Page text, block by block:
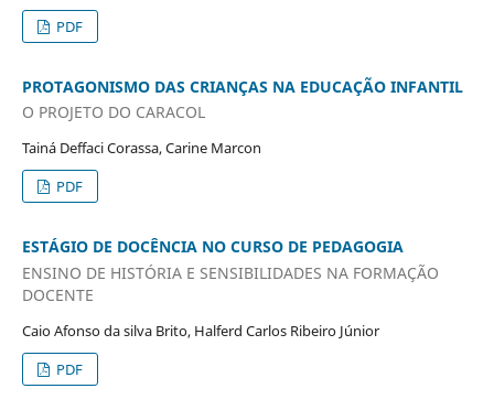
PDF
PROTAGONISMO DAS CRIANÇAS NA EDUCAÇÃO INFANTIL
O PROJETO DO CARACOL
Tainá Deffaci Corassa, Carine Marcon
PDF
ESTÁGIO DE DOCÊNCIA NO CURSO DE PEDAGOGIA
ENSINO DE HISTÓRIA E SENSIBILIDADES NA FORMAÇÃO
DOCENTE
Caio Afonso da silva Brito, Halferd Carlos Ribeiro Júnior
PDF